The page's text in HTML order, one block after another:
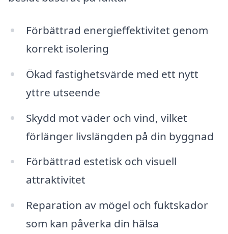
Förbättrad energieffektivitet genom
korrekt isolering
Ökad fastighetsvärde med ett nytt
yttre utseende
Skydd mot väder och vind, vilket
förlänger livslängden på din byggnad
Förbättrad estetisk och visuell
attraktivitet
Reparation av mögel och fuktskador
som kan påverka din hälsa